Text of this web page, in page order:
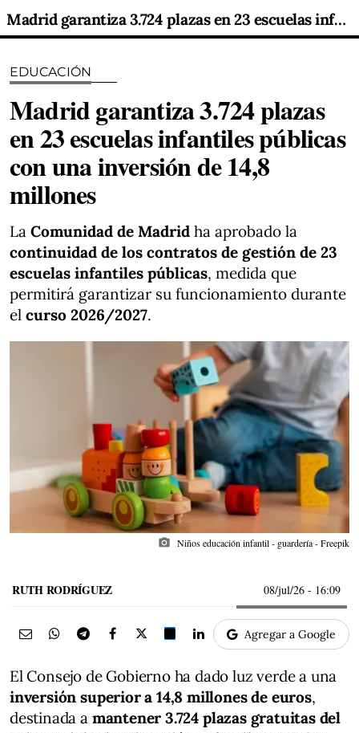
Madrid garantiza 3.724 plazas en 23 escuelas infantiles públicas con una inversión de 14,8 millones
EDUCACIÓN
Madrid garantiza 3.724 plazas
en 23 escuelas infantiles públicas
con una inversión de 14,8
millones
La Comunidad de Madrid ha aprobado la
continuidad de los contratos de gestión de 23
escuelas infantiles públicas, medida que
permitirá garantizar su funcionamiento durante
el curso 2026/2027.
photo_camera Niños educación infantil - guardería - Freepik
RUTH RODRÍGUEZ 08/jul/26 - 16:09
Agregar a Google
El Consejo de Gobierno ha dado luz verde a una
inversión superior a 14,8 millones de euros,
destinada a mantener 3.724 plazas gratuitas del